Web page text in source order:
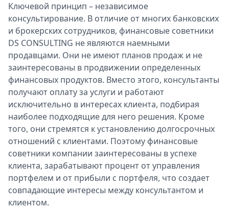
Ключевой принцип – независимое
консультирование. В отличие от многих банковских
и брокерских сотрудников, финансовые советники
DS CONSULTING не являются наемными
продавцами. Они не имеют планов продаж и не
заинтересованы в продвижении определенных
финансовых продуктов. Вместо этого, консультанты
получают оплату за услуги и работают
исключительно в интересах клиента, подбирая
наиболее подходящие для него решения. Кроме
того, они стремятся к установлению долгосрочных
отношений с клиентами. Поэтому финансовые
советники компании заинтересованы в успехе
клиента, зарабатывают процент от управления
портфелем и от прибыли с портфеля, что создает
совпадающие интересы между консультантом и
клиентом.